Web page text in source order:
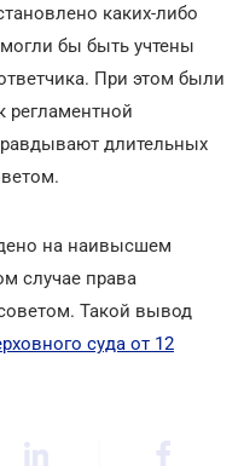
каких-либо
бы быть учтены
При этом были
регламентной
длительных
на наивысшем
случае права
Такой вывод
суда от 12